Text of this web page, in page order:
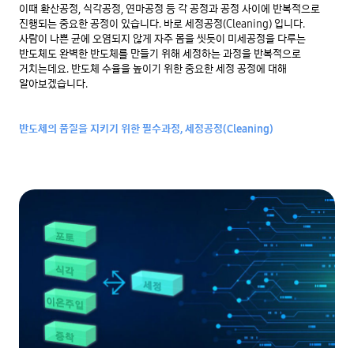
이때 확산공정, 식각공정, 연마공정 등 각 공정과 공정 사이에 반복적으로
진행되는 중요한 공정이 있습니다. 바로 세정공정(Cleaning) 입니다.
사람이 나쁜 균에 오염되지 않게 자주 몸을 씻듯이 미세공정을 다루는
반도체도 완벽한 반도체를 만들기 위해 세정하는 과정을 반복적으로
거치는데요. 반도체 수율을 높이기 위한 중요한 세정 공정에 대해
알아보겠습니다.
반도체의 품질을 지키기 위한 필수과정, 세정공정(Cleaning)